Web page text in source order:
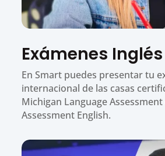
Exámenes Inglés
En Smart puedes presentar tu
internacional de las casas
Michigan Language
Assessment English.